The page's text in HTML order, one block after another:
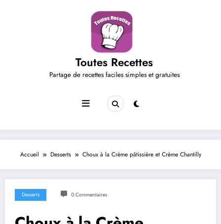
Toutes Recettes
Partage de recettes faciles simples et gratuites
Accueil Desserts Choux à la Crème pâtissière et Crème Chantilly
Desserts 0 Commentaires